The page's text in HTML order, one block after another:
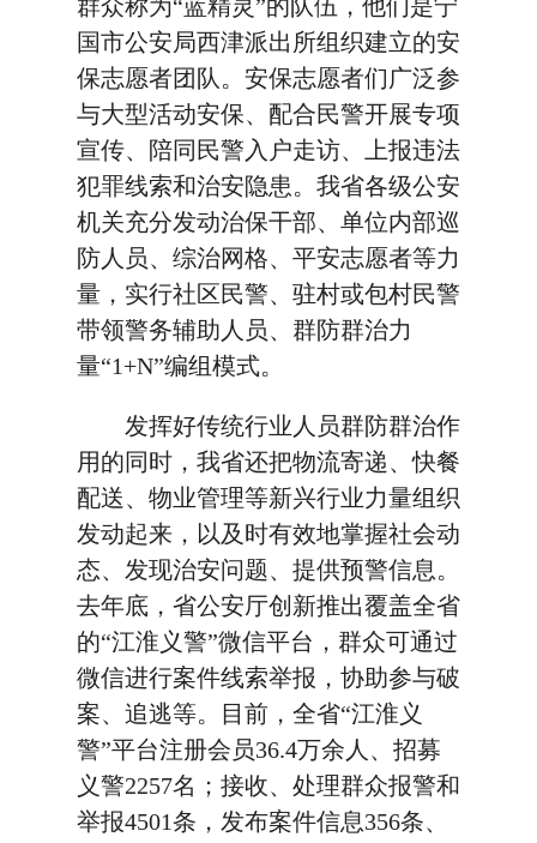
群众称为“蓝精灵”的队伍，他们是宁
国市公安局西津派出所组织建立的安
保志愿者团队。安保志愿者们广泛参
与大型活动安保、配合民警开展专项
宣传、陪同民警入户走访、上报违法
犯罪线索和治安隐患。我省各级公安
机关充分发动治保干部、单位内部巡
防人员、综治网格、平安志愿者等力
量，实行社区民警、驻村或包村民警
带领警务辅助人员、群防群治力
量“1+N”编组模式。
发挥好传统行业人员群防群治作
用的同时，我省还把物流寄递、快餐
配送、物业管理等新兴行业力量组织
发动起来，以及时有效地掌握社会动
态、发现治安问题、提供预警信息。
去年底，省公安厅创新推出覆盖全省
的“江淮义警”微信平台，群众可通过
微信进行案件线索举报，协助参与破
案、追逃等。目前，全省“江淮义
警”平台注册会员36.4万余人、招募
义警2257名；接收、处理群众报警和
举报4501条，发布案件信息356条、